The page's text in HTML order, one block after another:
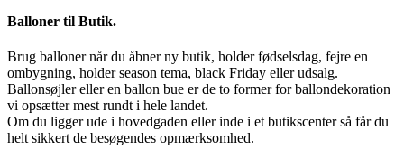
Balloner til Butik.
Brug balloner når du åbner ny butik, holder fødselsdag, fejre en
ombygning, holder season tema, black Friday eller udsalg.
Ballonsøjler eller en ballon bue er de to former for ballondekoration
vi opsætter mest rundt i hele landet.
Om du ligger ude i hovedgaden eller inde i et butikscenter så får du
helt sikkert de besøgendes opmærksomhed.